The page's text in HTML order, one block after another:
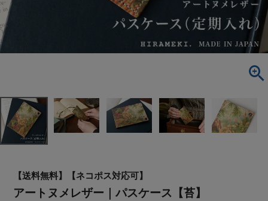
【送料無料】【ネコポス対応可】
アートヌメレザー｜パスケース【苔】